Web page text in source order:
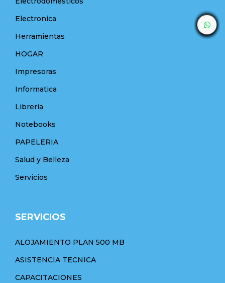
Electronica
Herramientas
HOGAR
Impresoras
Informatica
Libreria
Notebooks
PAPELERIA
Salud y Belleza
Servicios
SERVICIOS
ALOJAMIENTO PLAN 500 MB
ASISTENCIA TECNICA
CAPACITACIONES